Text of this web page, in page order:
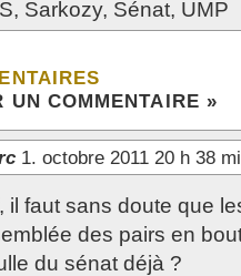
, Sarkozy, Sénat, UMP
UN COMMENTAIRE »
1. octobre 2011 20 h 38
il faut sans doute que
des pairs en
du sénat déjà ?